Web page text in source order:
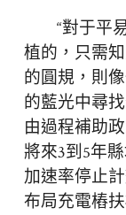
“對于平
植的，只需
的圓規，則
的藍光中尋
由過程補助
將來3到5年
加速率停止
布局充電樁